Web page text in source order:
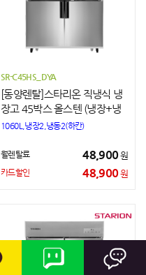
SR-C45HS_DYA
[동양렌탈]스타리온 직냉식 냉
장고 45박스 올스텐 (냉장+냉
동)
1060L,냉장2,냉동2(하칸)
월렌탈료 48,900원
카드할인 48,900원